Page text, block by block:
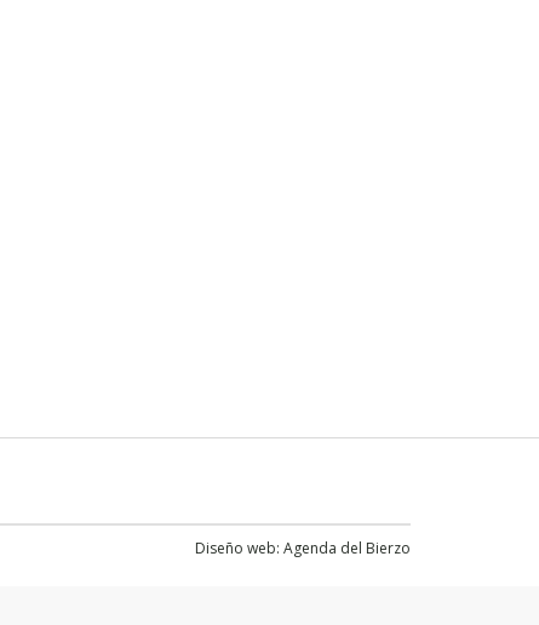
Diseño web: Agenda del Bierzo